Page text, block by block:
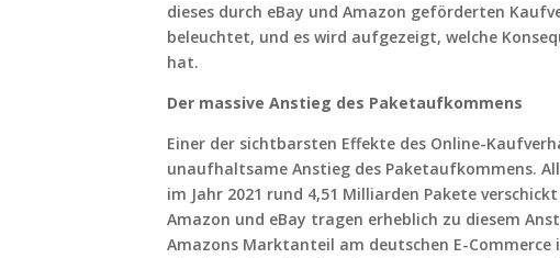
dieses durch eBay und Amazon geförderten
beleuchtet, und es wird aufgezeigt, welche
hat.
Der massive Anstieg des Paketaufkommens
Einer der sichtbarsten Effekte des Online-
unaufhaltsame Anstieg des Paketaufkommens.
im Jahr 2021 rund 4,51 Milliarden Pakete
Amazon und eBay tragen erheblich zu diesem
Amazons Marktanteil am deutschen E-Commerce